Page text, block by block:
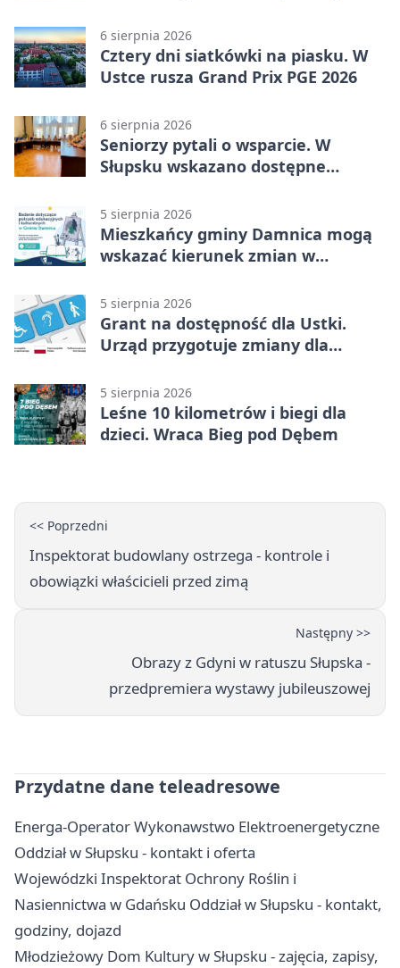
6 sierpnia 2026
Cztery dni siatkówki na piasku. W
Ustce rusza Grand Prix PGE 2026
6 sierpnia 2026
Seniorzy pytali o wsparcie. W
Słupsku wskazano dostępne
5 sierpnia 2026
Mieszkańcy gminy Damnica mogą
wskazać kierunek zmian w
5 sierpnia 2026
Grant na dostępność dla Ustki.
Urząd przygotuje zmiany dla
5 sierpnia 2026
Leśne 10 kilometrów i biegi dla
dzieci. Wraca Bieg pod Dębem
<< Poprzedni
Inspektorat budowlany ostrzega - kontrole i
obowiązki właścicieli przed zimą
Następny >>
Obrazy z Gdyni w ratuszu Słupska -
przedpremiera wystawy jubileuszowej
Przydatne dane teleadresowe
Energa-Operator Wykonawstwo Elektroenergetyczne
Oddział w Słupsku - kontakt i oferta
Wojewódzki Inspektorat Ochrony Roślin i
Nasiennictwa w Gdańsku Oddział w Słupsku - kontakt,
godziny, dojazd
Młodzieżowy Dom Kultury w Słupsku - zajęcia, zapisy,